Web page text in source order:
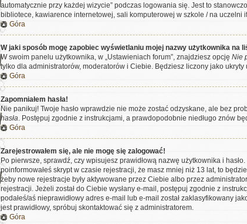
automatycznie przy każdej wizycie” podczas logowania się. Jest to
bibliotece, kawiarence internetowej, sali komputerowej w szkole / na
Góra
W jaki sposób mogę zapobiec wyświetlaniu mojej nazwy użytkownika na
W swoim panelu użytkownika, w „Ustawieniach forum”, znajdziesz opcję Nie
tylko dla administratorów, moderatorów i Ciebie. Będziesz liczony jako ukryty
Góra
Zapomniałem hasła!
Nie panikuj! Twoje hasło wprawdzie nie może zostać odzyskane, ale bez
hasła. Postępuj zgodnie z instrukcjami, a prawdopodobnie niedługo znów
Góra
Zarejestrowałem się, ale nie mogę się zalogować!
Po pierwsze, sprawdź, czy wpisujesz prawidłową nazwę użytkownika i
poinformowałeś skrypt w czasie rejestracji, że masz mniej niż 13 lat, to
żeby nowe rejestracje były aktywowane przez Ciebie albo przez
rejestracji. Jeżeli został do Ciebie wysłany e-mail, postępuj zgodnie z
podałeś/aś nieprawidłowy adres e-mail lub e-mail został zaklasyfikowany
jest prawidłowy, spróbuj skontaktować się z administratorem.
Góra